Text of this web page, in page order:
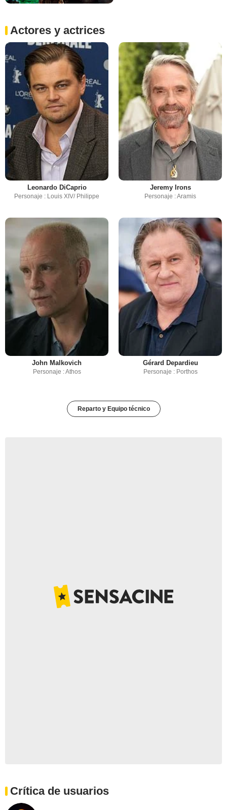
Actores y actrices
Leonardo DiCaprio
Personaje : Louis XIV/ Philippe
Jeremy Irons
Personaje : Aramis
John Malkovich
Personaje : Athos
Gérard Depardieu
Personaje : Porthos
Reparto y Equipo técnico
Crítica de usuarios